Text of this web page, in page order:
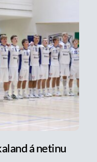
á netinu